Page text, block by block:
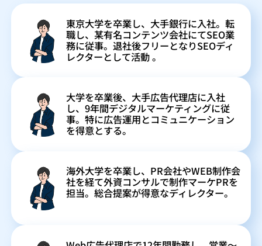
東京大学を卒業し、大手銀行に入社。転
職し、某有名コンテンツ会社にてSEO業
務に従事。退社後フリーとなりSEOディ
レクターとして活動 。
大学を卒業後、大手広告代理店に入社
し、9年間デジタルマーケティングに従
事。特に広告運用とコミュニケーション
を得意とする。
海外大学を卒業し、PR会社やWEB制作会
社を経て外資コンサルで制作マーケPRを
担当。総合提案が得意なディレクター。